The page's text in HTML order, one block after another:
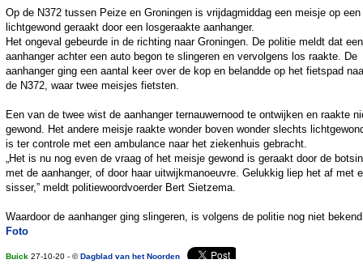
Op de N372 tussen Peize en Groningen is vrijdagmiddag een meisje op
lichtgewond geraakt door een losgeraakte aanhanger.
Het ongeval gebeurde in de richting naar Groningen. De politie meldt dat een
aanhanger achter een auto begon te slingeren en vervolgens los raakte. De
aanhanger ging een aantal keer over de kop en belandde op het fietspad
de N372, waar twee meisjes fietsten.
Een van de twee wist de aanhanger ternauwernood te ontwijken en raakte
gewond. Het andere meisje raakte wonder boven wonder slechts
is ter controle met een ambulance naar het ziekenhuis gebracht.
„Het is nu nog even de vraag of het meisje gewond is geraakt door de
met de aanhanger, of door haar uitwijkmanoeuvre. Gelukkig liep het af met
sisser,” meldt politiewoordvoerder Bert Sietzema.
Waardoor de aanhanger ging slingeren, is volgens de politie nog niet
Foto
Buick 27-10-20 - ©Dagblad van het Noorden